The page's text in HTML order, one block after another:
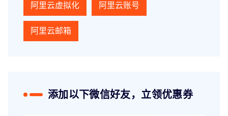
阿里云虚拟化 阿里云账号
阿里云邮箱
添加以下微信好友，立领优惠券